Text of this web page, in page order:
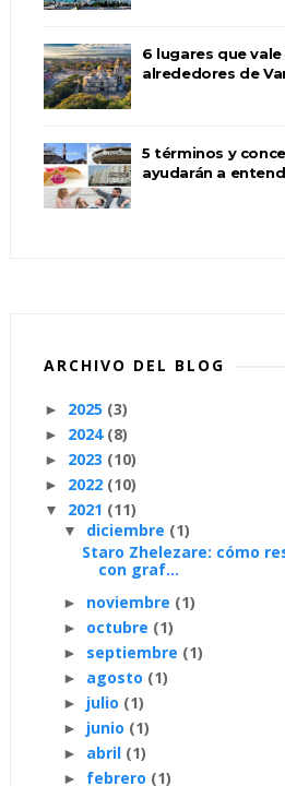
6 lugares que
alrededores de
5 términos y
ayudarán a
ARCHIVO DEL BLOG
► 2025 (3)
► 2024 (8)
► 2023 (10)
► 2022 (10)
▼ 2021 (11)
▼ diciembre (1)
Staro Zhelezare: cómo
con graf...
► noviembre (1)
► octubre (1)
► septiembre (1)
► agosto (1)
► julio (1)
► junio (1)
► abril (1)
► febrero (1)